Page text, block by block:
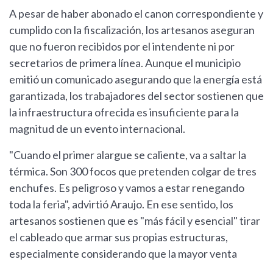
A pesar de haber abonado el canon correspondiente y
cumplido con la fiscalización, los artesanos aseguran
que no fueron recibidos por el intendente ni por
secretarios de primera línea. Aunque el municipio
emitió un comunicado asegurando que la energía está
garantizada, los trabajadores del sector sostienen que
la infraestructura ofrecida es insuficiente para la
magnitud de un evento internacional.
"Cuando el primer alargue se caliente, va a saltar la
térmica. Son 300 focos que pretenden colgar de tres
enchufes. Es peligroso y vamos a estar renegando
toda la feria", advirtió Araujo. En ese sentido, los
artesanos sostienen que es "más fácil y esencial" tirar
el cableado que armar sus propias estructuras,
especialmente considerando que la mayor venta